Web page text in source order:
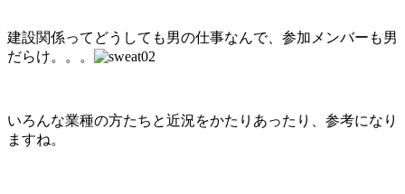
建設関係ってどうしても男の仕事なんで、参加メンバーも男
だらけ。。。
いろんな業種の方たちと近況をかたりあったり、参考になり
ますね。